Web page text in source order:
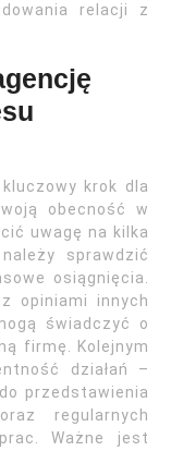
relacji z
krok dla
obecność w
uwagę na kilka
sprawdzić
osiągnięcia.
opiniami innych
świadczyć o
firmę. Kolejnym
działań –
przedstawienia
regularnych
Ważne jest